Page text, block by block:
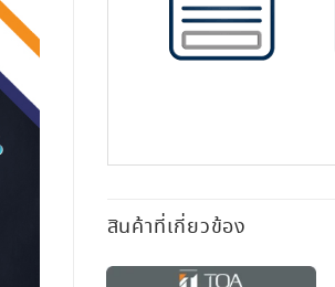
สินค้าที่เกี่ยวข้อง